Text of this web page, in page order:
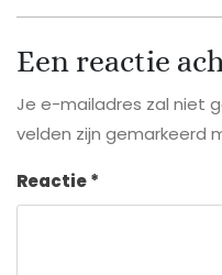
Een reactie
Je e-mailadres zal niet
velden zijn gemarkeerd
Reactie*